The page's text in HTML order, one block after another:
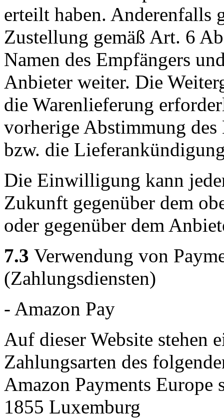
erteilt haben. Anderenfalls
Zustellung gemäß Art. 6
Namen des Empfängers
Anbieter weiter. Die
die Warenlieferung
vorherige Abstimmung
bzw. die
Die Einwilligung kann
Zukunft gegenüber dem
oder gegenüber dem
7.3 Verwendung von
(Zahlungsdiensten)
- Amazon Pay
Auf dieser Website stehen
Zahlungsarten des
Amazon Payments Europe
1855 Luxemburg